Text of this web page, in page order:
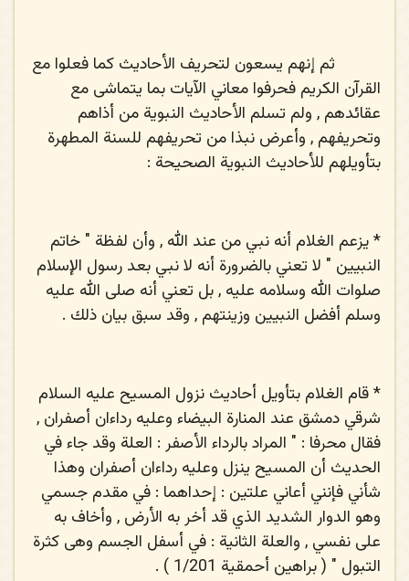
ثم إنهم يسعون لتحريف الأحاديث كما فعلوا مع
القرآن الكريم فحرفوا معاني الآيات بما يتماشى مع
عقائدهم , ولم تسلم الأحاديث النبوية من أذاهم
وتحريفهم , وأعرض نبذا من تحريفهم للسنة المطهرة
بتأويلهم للأحاديث النبوية الصحيحة :
*يزعم الغلام أنه نبي من عند الله , وأن لفظة " خاتم
النبيين " لا تعني بالضرورة أنه لا نبي بعد رسول الإسلام
صلوات الله وسلامه عليه , بل تعني أنه صلى الله عليه
وسلم أفضل النبيين وزينتهم , وقد سبق بيان ذلك .
*قام الغلام بتأويل أحاديث نزول المسيح عليه السلام
شرقي دمشق عند المنارة البيضاء وعليه رداءان أصفران ,
فقال محرفا : " المراد بالرداء الأصفر : العلة وقد جاء في
الحديث أن المسيح ينزل وعليه رداءان أصفران وهذا
شأني فإنني أعاني علتين : إحداهما : في مقدم جسمي
وهو الدوار الشديد الذي قد أخر به الأرض , وأخاف به
على نفسي , والعلة الثانية : في أسفل الجسم وهى كثرة
التبول " ( براهين أحمقية 1/201 ) .